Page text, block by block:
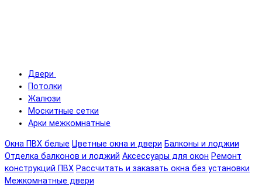
Двери
Потолки
Жалюзи
Москитные сетки
Арки межкомнатные
Окна ПВХ белые Цветные окна и двери Балконы и лоджии
Отделка балконов и лоджий Аксессуары для окон Ремонт
конструкций ПВХ Рассчитать и заказать окна без установки
Межкомнатные двери